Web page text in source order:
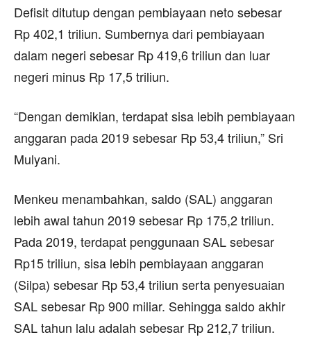
Defisit ditutup dengan pembiayaan neto sebesar
Rp 402,1 triliun. Sumbernya dari pembiayaan
dalam negeri sebesar Rp 419,6 triliun dan luar
negeri minus Rp 17,5 triliun.
“Dengan demikian, terdapat sisa lebih pembiayaan
anggaran pada 2019 sebesar Rp 53,4 triliun,” Sri
Mulyani.
Menkeu menambahkan, saldo (SAL) anggaran
lebih awal tahun 2019 sebesar Rp 175,2 triliun.
Pada 2019, terdapat penggunaan SAL sebesar
Rp15 triliun, sisa lebih pembiayaan anggaran
(Silpa) sebesar Rp 53,4 triliun serta penyesuaian
SAL sebesar Rp 900 miliar. Sehingga saldo akhir
SAL tahun lalu adalah sebesar Rp 212,7 triliun.